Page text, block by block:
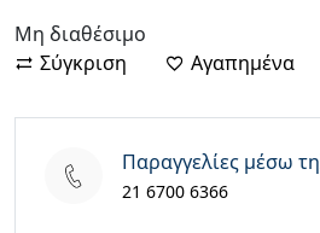
Μη διαθέσιμο
Σύγκριση
Αγαπημένα
Παραγγελίες μέσω
21 6700 6366